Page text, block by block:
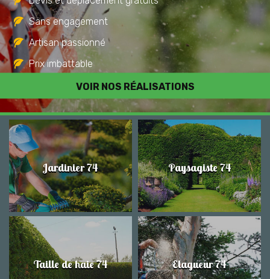
VOIR NOS RÉALISATIONS
Sans engagement
Artisan passionné
Prix imbattable
Travail de qualité
Jardinier 74 Paysagiste 74
Taille de haie 74 Elagueur 74